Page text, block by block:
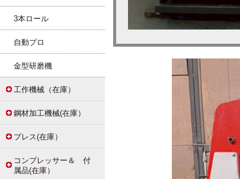
3本ロール
自動プロ
金型研磨機
工作機械（在庫）
鋼材加工機械(在庫）
プレス(在庫）
コンプレッサー＆ 付
属品(在庫）